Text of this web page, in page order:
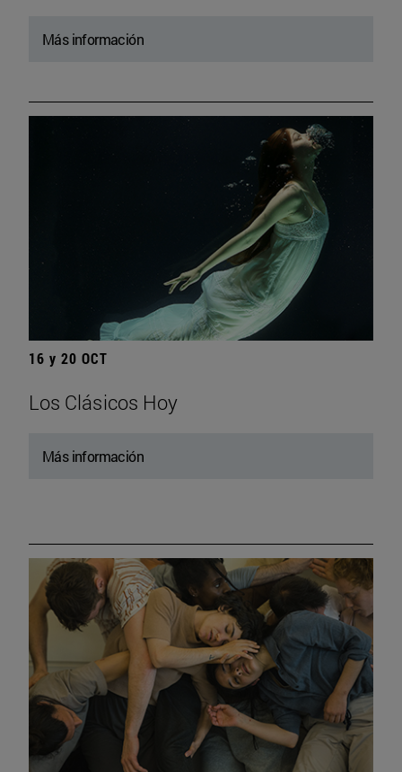
Más información
16 y 20 OCT
Los Clásicos Hoy
Más información